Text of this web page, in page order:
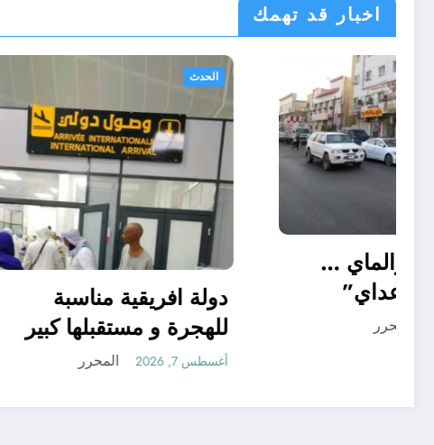
اخبار قد تهمك
دولة
للهجرة و
أغسطس 7, 2026
أحوال عربية
“منريد الخبز والماي …
بس سالم ابو عداي”
أغسطس 7, 2026